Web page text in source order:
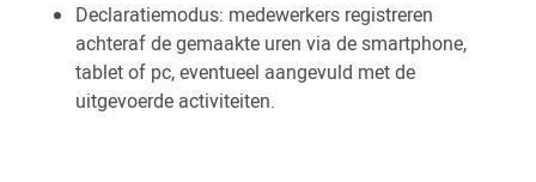
Declaratiemodus: medewerkers registreren
achteraf de gemaakte uren via de smartphone,
tablet of pc, eventueel aangevuld met de
uitgevoerde activiteiten.